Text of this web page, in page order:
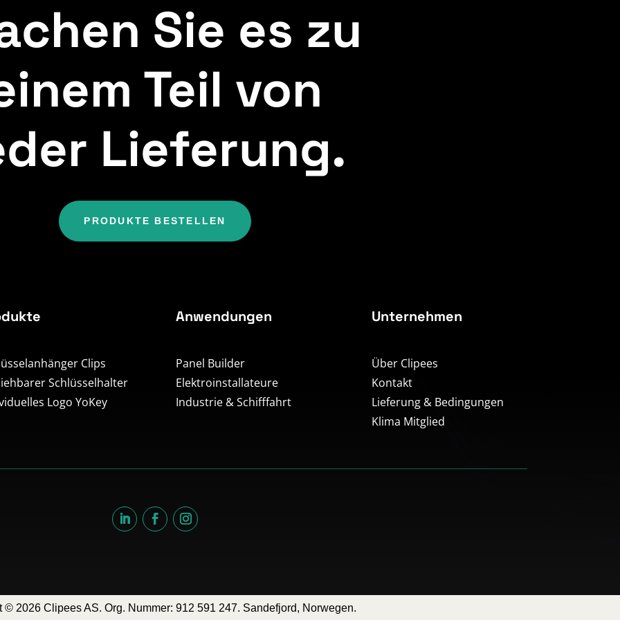
Sie es zu
Teil von
Lieferung.
PRODUKTE BESTELLEN
Clips
Schlüsselhalter
Logo YoKey
Anwendungen
Panel Builder
Elektroinstallateure
Industrie & Schifffahrt
Unternehmen
Über Clipees
Kontakt
Lieferung & Bedingungen
Klima Mitglied
© 2026 Clipees AS. Org. Nummer: 912 591 247. Sandefjord, Norwegen.